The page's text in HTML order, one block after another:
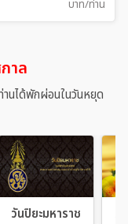
บาท/ท่าน
าล
นได้พักผ่อนในวันหยุด
วันปิยะมหาราช